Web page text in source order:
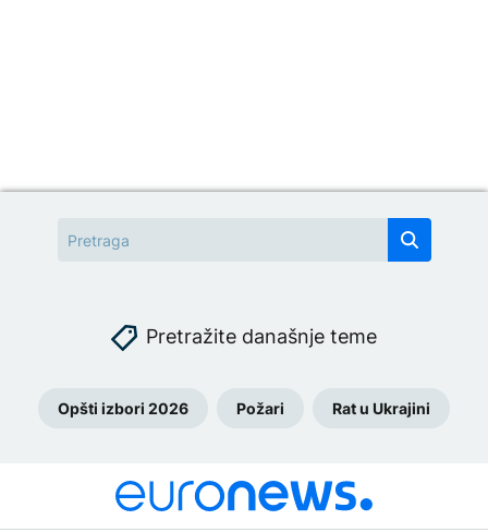
Pretražite današnje teme
Opšti izbori 2026 Požari Rat u Ukrajini